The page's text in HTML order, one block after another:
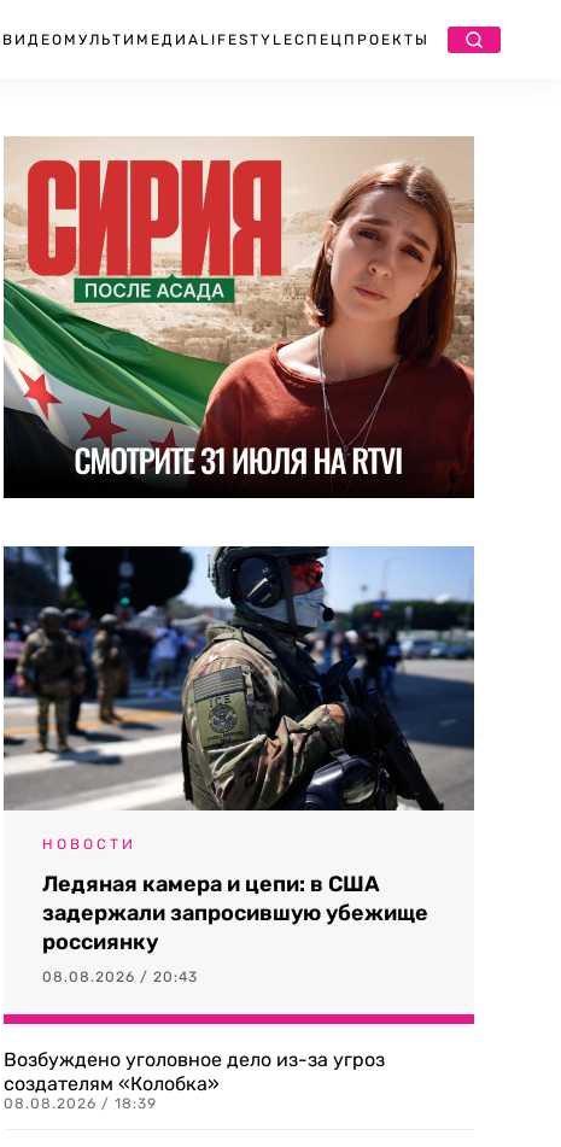
ВИДЕО МУЛЬТИМЕДИА LIFESTYLEСПЕЦПРОЕКТЫ
НОВОСТИ
Ледяная камера и цепи: в США
задержали запросившую убежище
россиянку
08.08.2026 / 20:43
Возбуждено уголовное дело из-за угроз
создателям «Колобка»
08.08.2026 / 18:39